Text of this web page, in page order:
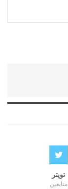
تويتر
متابعين